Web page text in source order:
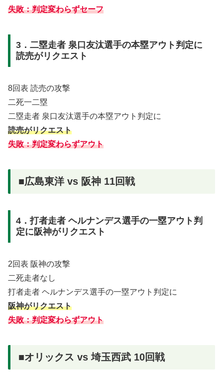
失敗：判定変わらずセーフ
3．二塁走者 泉口友汰選手の本塁アウト判定に
読売がリクエスト
8回表 読売の攻撃
二死一二塁
二塁走者 泉口友汰選手の本塁アウト判定に
読売がリクエスト
失敗：判定変わらずアウト
■広島東洋 vs 阪神 11回戦
4．打者走者 ヘルナンデス選手の一塁アウト判
定に阪神がリクエスト
2回表 阪神の攻撃
二死走者なし
打者走者 ヘルナンデス選手の一塁アウト判定に
阪神がリクエスト
失敗：判定変わらずアウト
■オリックス vs 埼玉西武 10回戦